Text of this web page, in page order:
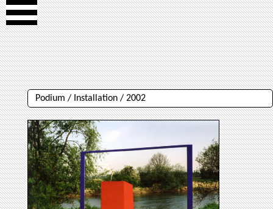
Podium / Installation / 2002